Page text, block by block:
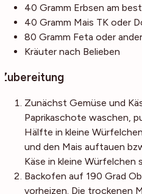
40 Gramm Erbsen am
40 Gramm Mais TK oder
80 Gramm Feta oder
Kräuter nach Belieben
Zubereitung
Zunächst Gemüse und
Paprikaschote waschen,
Hälfte in kleine
und den Mais auftauen
Käse in kleine Würfelchen
Backofen auf 190 Grad
vorheizen. Die trockenen